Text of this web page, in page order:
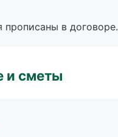
в договоре.
и сметы